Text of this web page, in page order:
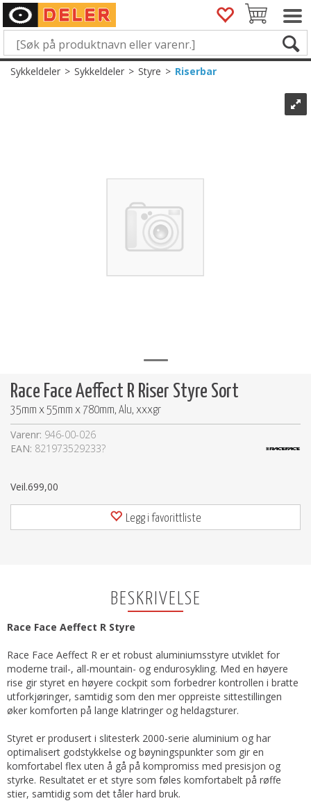
Sykkeldeler>Sykkeldeler>Styre>Riserbar
Race Face Aeffect R Riser Styre Sort
35mm x 55mm x 780mm, Alu, xxxgr
Varenr: 946-00-026
EAN: 821973529233?
Veil.699,00
Legg i favorittliste
BESKRIVELSE
Race Face Aeffect R Styre
Race Face Aeffect R er et robust aluminiumsstyre utviklet for
moderne trail-, all-mountain- og endurosykling. Med en høyere
rise gir styret en høyere cockpit som forbedrer kontrollen i bratte
utforkjøringer, samtidig som den mer oppreiste sittestillingen
øker komforten på lange klatringer og heldagsturer.
Styret er produsert i slitesterk 2000-serie aluminium og har
optimalisert godstykkelse og bøyningspunkter som gir en
komfortabel flex uten å gå på kompromiss med presisjon og
styrke. Resultatet er et styre som føles komfortabelt på røffe
stier, samtidig som det tåler hard bruk.